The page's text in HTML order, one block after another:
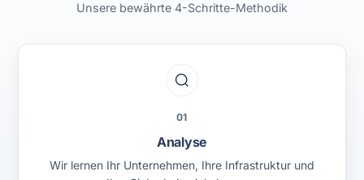
Unsere bewährte 4-Schritte-Methodik
01
Analyse
Wir lernen Ihr Unternehmen, Ihre Infrastruktur und